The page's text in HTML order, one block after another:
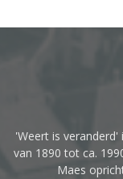
'Weert is
van 1890 tot ca.
Maes